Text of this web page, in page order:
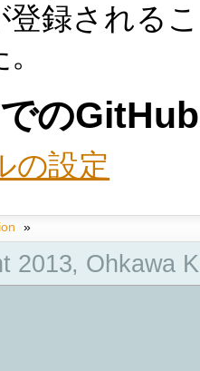
登録される
のGitHub
の設定
»
2013, Ohkawa